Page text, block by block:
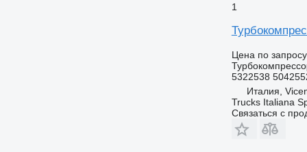
1
Цена по запросу
5322538
Италия,
Trucks Italiana
Связаться с